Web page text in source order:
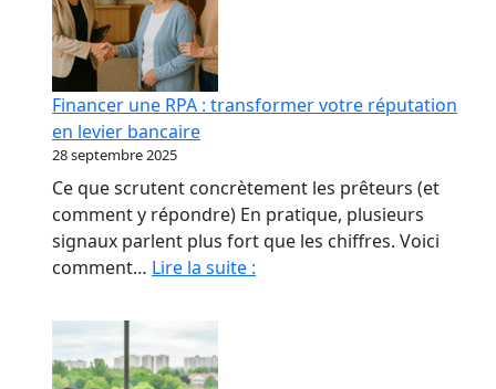
le
marché
immobilier
des
RPA
Financer une RPA : transformer votre réputation
en levier bancaire
28 septembre 2025
Ce que scrutent concrètement les prêteurs (et
comment y répondre) En pratique, plusieurs
signaux parlent plus fort que les chiffres. Voici
comment… Lire la suite :